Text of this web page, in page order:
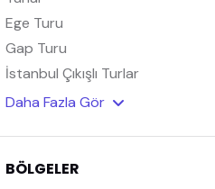
Ege Turu
Gap Turu
İstanbul Çıkışlı Turlar
Daha Fazla Gör
BÖLGELER